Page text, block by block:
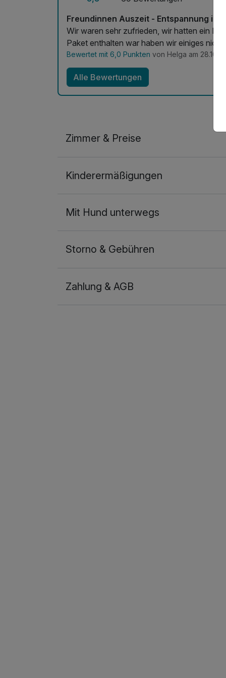
pro Person
Übernachtung Hund / ohne Futter
pro Nacht
Freundinnen Auszeit - Entspannung in
Wir waren sehr zufrieden, wir hatten ein
Paket enthalten war haben wir einiges
Bewertet mit 6,0 Punkten von Helga am
Alle Bewertungen
Zimmer & Preise
2 Erwachsene
Kinderermäßigungen
Mit Hund unterwegs
Storno & Gebühren
Zahlung & AGB